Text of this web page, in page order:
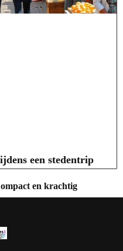
een stedentrip
en krachtig